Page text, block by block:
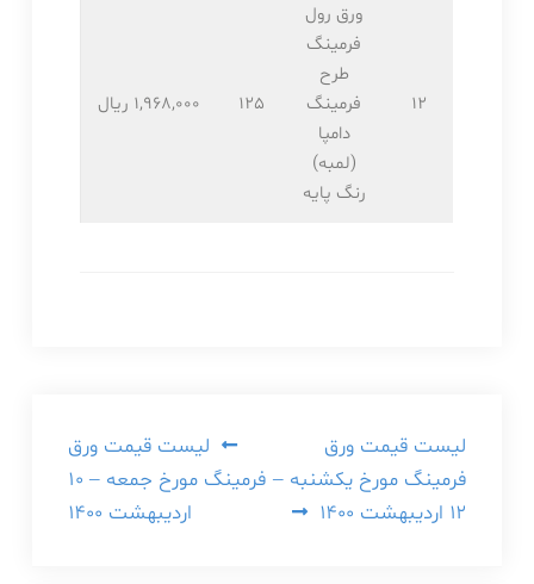
12
ورق رول
فرمینگ
طرح
فرمینگ
دامپا
(لمبه)
رنگ پایه
125 1,968,۰۰۰ ریال
راهبری
نوشته
لیست قیمت ورق
فرمینگ مورخ جمعه – ۱۰
اردیبهشت ۱۴۰۰
لیست قیمت ورق
فرمینگ مورخ یکشنبه –
۱۲ اردیبهشت ۱۴۰۰